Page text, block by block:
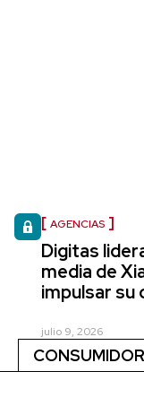
AGENCIAS
Digitas
media de
impulsar su
julio 9, 2026
CONSUMIDOR